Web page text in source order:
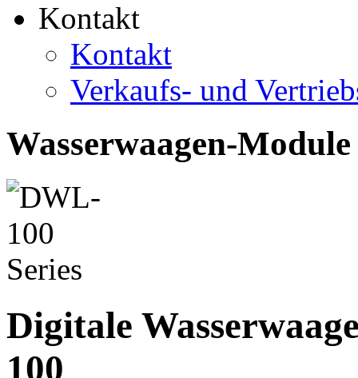
Kontakt
Kontakt
Verkaufs- und
Wasserwaagen-Module
Digitale
100